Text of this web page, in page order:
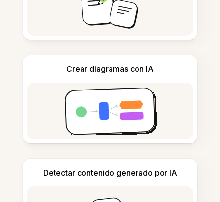
Crear diagramas con IA
Detectar contenido generado por IA